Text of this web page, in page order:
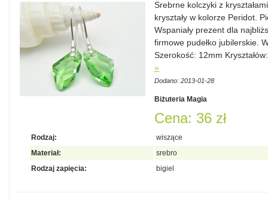
Srebrne kolczyki z
kryształy w kolorze Peridot.
Wspaniały prezent dla
firmowe pudełko jubilerskie.
Szerokość: 12mm
»
Dodano: 2013-01-28
Biżuteria Magia
Cena: 36 zł
Rodzaj:
wiszące
Materiał:
srebro
Rodzaj zapięcia:
bigiel